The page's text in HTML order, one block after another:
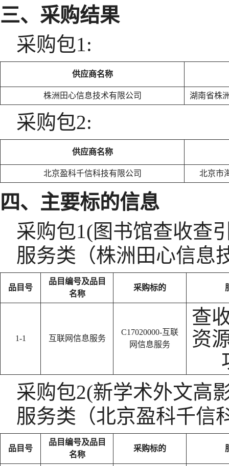
三、采购结果
采购包1:
供应商名称
株洲田心信息技术有限公司 湖南省株
采购包2:
供应商名称
北京盈科千信科技有限公司 北京市
四、主要标的信息
采购包1(图书馆查收查
服务类（株洲田心信息
品目号
品目编号及品目
名称
采购标的
1-1 互联网信息服务
C17020000-互联
网信息服务
查
资
采购包2(新学术外文高
服务类（北京盈科千信
品目号
品目编号及品目
名称
采购标的